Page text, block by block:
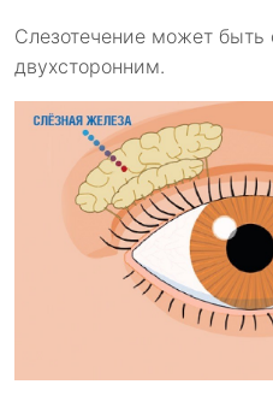
Слезотечение может
двухсторонним.